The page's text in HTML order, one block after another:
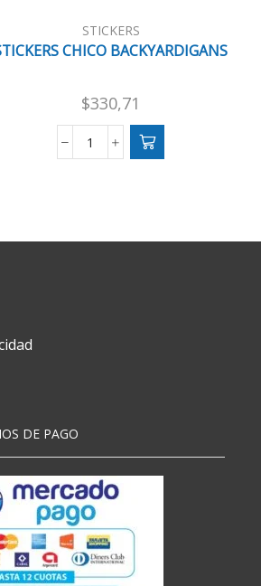
STICKERS
CHICO BACKYARDIGANS
$330,71
STICKERS
DE PAGO